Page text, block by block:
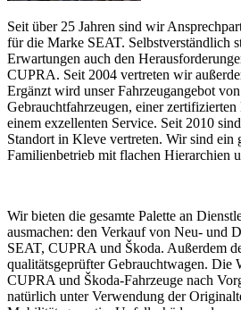
Seit über 25 Jahren sind wir
für die Marke SEAT. Selbstverständlich
Erwartungen auch den
CUPRA. Seit 2004 vertreten wir
Ergänzt wird unser Fahrzeugangebot
Gebrauchtfahrzeugen, einer zertifizierten
einem exzellenten Service. Seit 2010
Standort in Kleve vertreten. Wir sind ein
Familienbetrieb mit flachen Hierarchien
Wir bieten die gesamte Palette an
ausmachen: den Verkauf von Neu- und
SEAT, CUPRA und Škoda. Außerdem
qualitätsgeprüfter Gebrauchtwagen. Die
CUPRA und Škoda-Fahrzeuge nach
natürlich unter Verwendung der